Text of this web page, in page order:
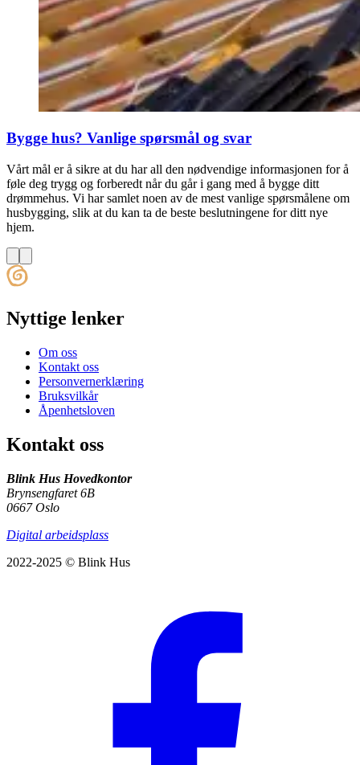
Bygge hus? Vanlige spørsmål og svar
Vårt mål er å sikre at du har all den nødvendige informasjonen for å
føle deg trygg og forberedt når du går i gang med å bygge ditt
drømmehus. Vi har samlet noen av de mest vanlige spørsmålene om
husbygging, slik at du kan ta de beste beslutningene for ditt nye
hjem.
Nyttige lenker
Om oss
Kontakt oss
Personvernerklæring
Bruksvilkår
Åpenhetsloven
Kontakt oss
Blink Hus Hovedkontor
Brynsengfaret 6B
0667 Oslo
Digital arbeidsplass
2022-2025 © Blink Hus